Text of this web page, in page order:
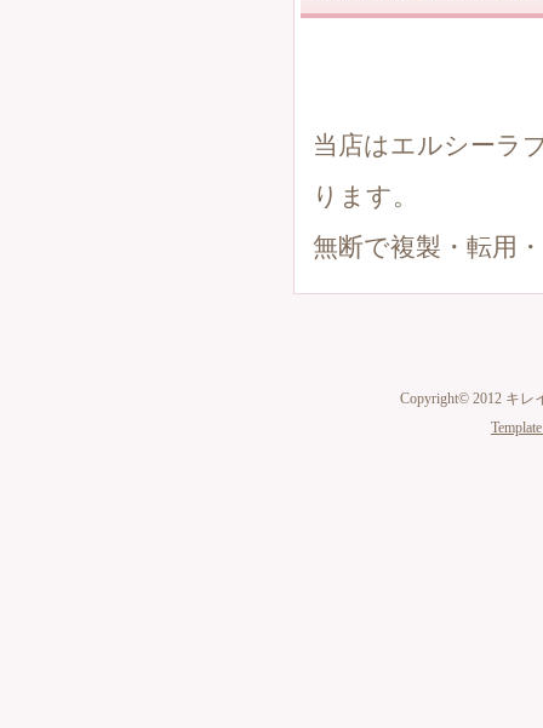
当店はエルシーラ
ります。
無断で複製・転用
Copyright© 2012 キレ